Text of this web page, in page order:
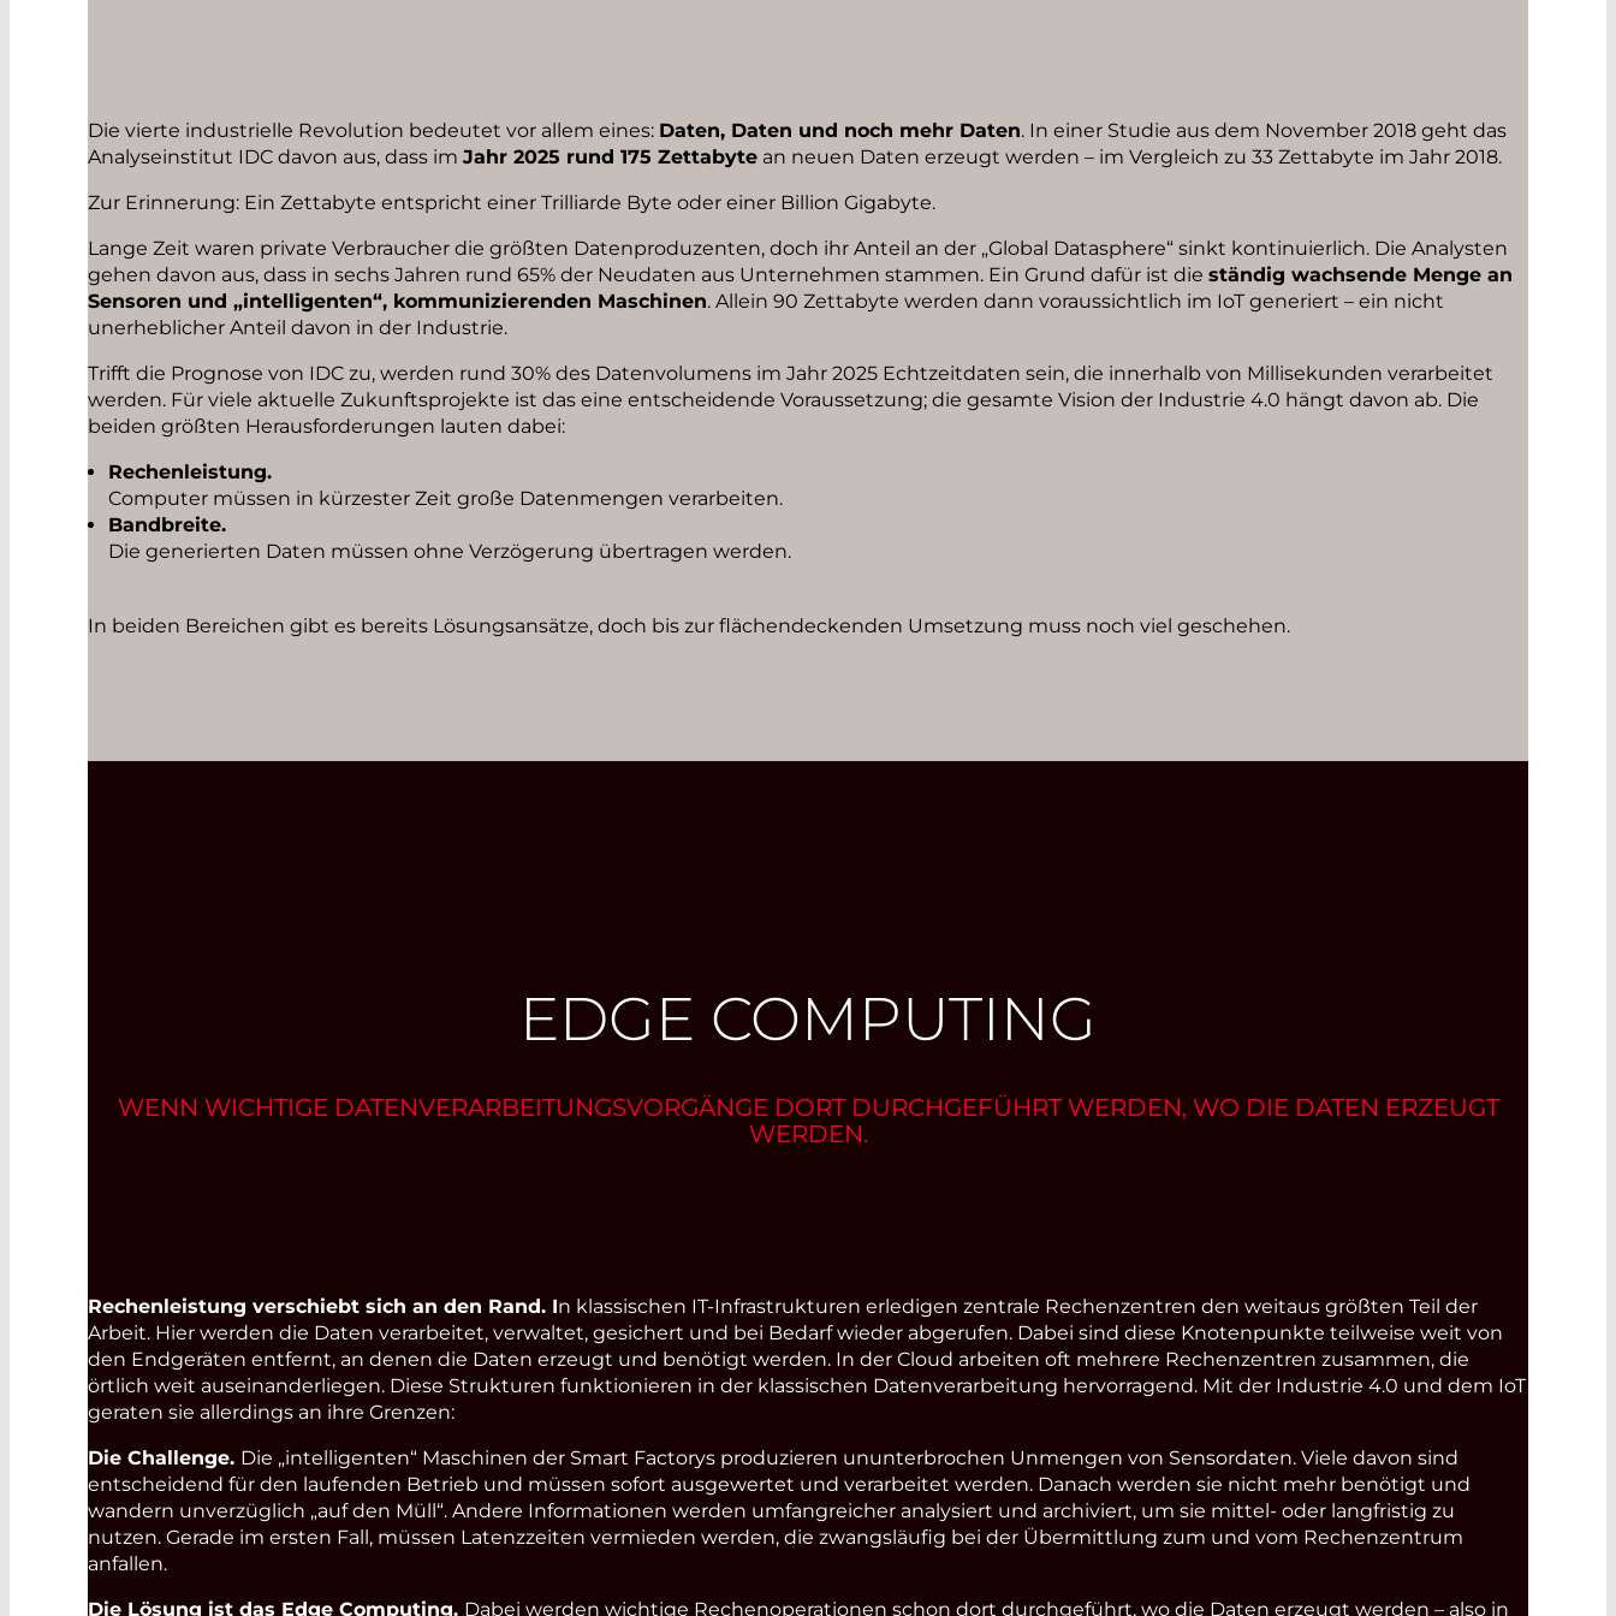
Die vierte industrielle Revolution bedeutet vor allem eines: Daten, Daten und noch mehr Daten. In einer Studie aus dem November 2018 geht das
Analyseinstitut IDC davon aus, dass im Jahr 2025 rund 175 Zettabyte an neuen Daten erzeugt werden – im Vergleich zu 33 Zettabyte im Jahr 2018.
Zur Erinnerung: Ein Zettabyte entspricht einer Trilliarde Byte oder einer Billion Gigabyte.
Lange Zeit waren private Verbraucher die größten Datenproduzenten, doch ihr Anteil an der „Global Datasphere“ sinkt kontinuierlich. Die Analysten
gehen davon aus, dass in sechs Jahren rund 65% der Neudaten aus Unternehmen stammen. Ein Grund dafür ist die ständig wachsende Menge an
Sensoren und „intelligenten“, kommunizierenden Maschinen. Allein 90 Zettabyte werden dann voraussichtlich im IoT generiert – ein nicht
unerheblicher Anteil davon in der Industrie.
Trifft die Prognose von IDC zu, werden rund 30% des Datenvolumens im Jahr 2025 Echtzeitdaten sein, die innerhalb von Millisekunden verarbeitet
werden. Für viele aktuelle Zukunftsprojekte ist das eine entscheidende Voraussetzung; die gesamte Vision der Industrie 4.0 hängt davon ab. Die
beiden größten Herausforderungen lauten dabei:
Rechenleistung.
Computer müssen in kürzester Zeit große Datenmengen verarbeiten.
Bandbreite.
Die generierten Daten müssen ohne Verzögerung übertragen werden.
In beiden Bereichen gibt es bereits Lösungsansätze, doch bis zur flächendeckenden Umsetzung muss noch viel geschehen.
EDGE COMPUTING
WENN WICHTIGE DATENVERARBEITUNGSVORGÄNGE DORT DURCHGEFÜHRT WERDEN, WO DIE DATEN ERZEUGT
WERDEN.
Rechenleistung verschiebt sich an den Rand. In klassischen IT-Infrastrukturen erledigen zentrale Rechenzentren den weitaus größten Teil der
Arbeit. Hier werden die Daten verarbeitet, verwaltet, gesichert und bei Bedarf wieder abgerufen. Dabei sind diese Knotenpunkte teilweise weit von
den Endgeräten entfernt, an denen die Daten erzeugt und benötigt werden. In der Cloud arbeiten oft mehrere Rechenzentren zusammen, die
örtlich weit auseinanderliegen. Diese Strukturen funktionieren in der klassischen Datenverarbeitung hervorragend. Mit der Industrie 4.0 und dem IoT
geraten sie allerdings an ihre Grenzen:
Die Challenge. Die „intelligenten“ Maschinen der Smart Factorys produzieren ununterbrochen Unmengen von Sensordaten. Viele davon sind
entscheidend für den laufenden Betrieb und müssen sofort ausgewertet und verarbeitet werden. Danach werden sie nicht mehr benötigt und
wandern unverzüglich „auf den Müll“. Andere Informationen werden umfangreicher analysiert und archiviert, um sie mittel- oder langfristig zu
nutzen. Gerade im ersten Fall, müssen Latenzzeiten vermieden werden, die zwangsläufig bei der Übermittlung zum und vom Rechenzentrum
anfallen.
Die Lösung ist das Edge Computing. Dabei werden wichtige Rechenoperationen schon dort durchgeführt, wo die Daten erzeugt werden – also in